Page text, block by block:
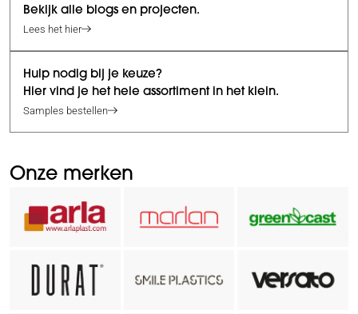
Bekijk alle blogs en projecten.
Lees het hier
Hulp nodig bij je keuze?
Hier vind je het hele assortiment in het klein.
Samples bestellen
Onze merken